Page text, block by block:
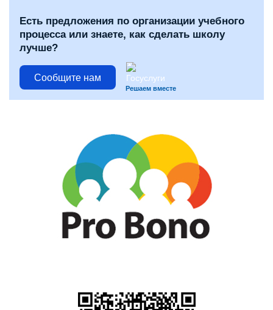
Есть предложения по организации учебного
процесса или знаете, как сделать школу
лучше?
Сообщите нам
Решаем вместе